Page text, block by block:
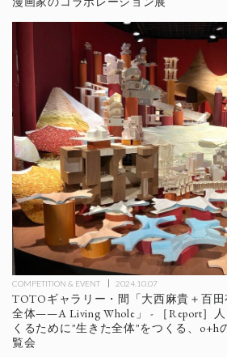
COMPETITION & EVENT 2024.10.07
TOTOギャラリー・間「大西麻貴＋百
全体——A Living Whole」 - ［Report］
くるために"⽣きた全体"をつくる、o+h
覧会